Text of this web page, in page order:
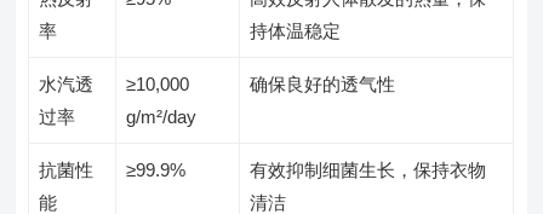
率
持体温稳定
水汽透
过率
≥10,000
g/m²/day
确保良好的透气性
抗菌性
能
≥99.9%
有效抑制细菌生长，保持衣物
清洁